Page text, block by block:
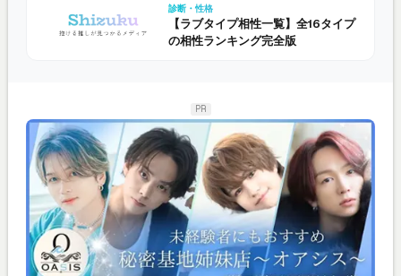
診断・性格
【ラブタイプ相性一覧】全16タイプ
の相性ランキング完全版
PR